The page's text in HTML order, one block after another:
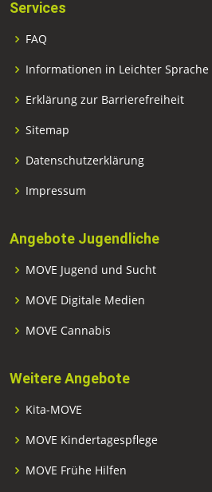
Services
FAQ
Informationen in Leichter Sprache
Erklärung zur Barrierefreiheit
Sitemap
Datenschutzerklärung
Impressum
Angebote Jugendliche
MOVE Jugend und Sucht
MOVE Digitale Medien
MOVE Cannabis
Weitere Angebote
Kita-MOVE
MOVE Kindertagespflege
MOVE Frühe Hilfen